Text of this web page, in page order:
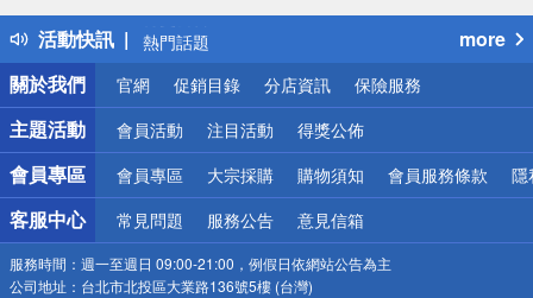
活動快訊
得獎公告
熱門話題
銀行優惠
偏遠地區配送
詐騙網頁！請小心！
more
關於我們
官網 促銷目錄 分店資訊 保險服務
主題活動 會員活動 注目活動 得獎公佈
會員專區 會員專區 大宗採購 購物須知 會員服務條款 隱
客服中心 常見問題 服務公告 意見信箱
服務時間： 週一至週日 09:00-21:00，例假日依網站公告為主
公司地址： 台北市北投區大業路136號5樓 (台灣)